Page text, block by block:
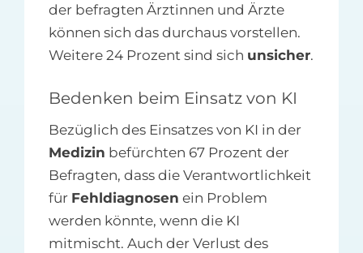
der befragten Ärztinnen und Ärzte
können sich das durchaus vorstellen.
Weitere 24 Prozent sind sich unsicher.
Bedenken beim Einsatz von KI
Bezüglich des Einsatzes von KI in der
Medizin befürchten 67 Prozent der
Befragten, dass die Verantwortlichkeit
für Fehldiagnosen ein Problem
werden könnte, wenn die KI
mitmischt. Auch der Verlust des